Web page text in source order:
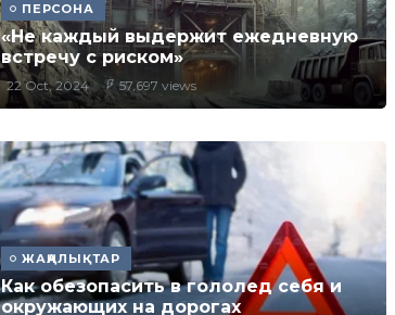
ПЕРСОНА
«Не каждый выдержит ежедневную
встречу с риском»
22 Oct, 2024 57,697 views
ЖАҢАЛЫҚТАР
Как обезопасить в гололед себя и
окружающих на дорогах